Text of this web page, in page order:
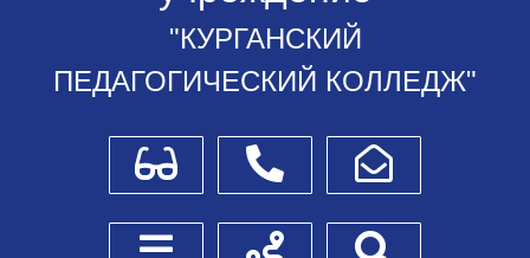
"КУРГАНСКИЙ
ПЕДАГОГИЧЕСКИЙ КОЛЛЕДЖ"
Для слабовидящихТелефоныНаписать обращение
Боковое менюСхема проезда